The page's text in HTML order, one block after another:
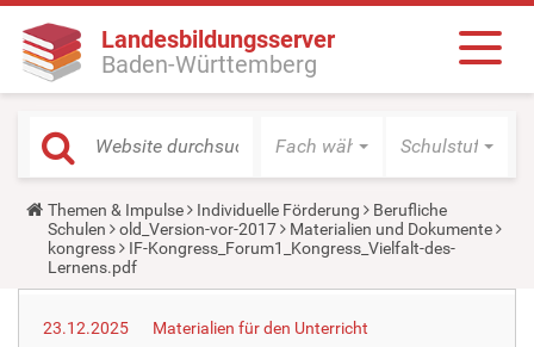
Landesbildungsserver
Baden-Württemberg
Fach wählen Schulstufe
Y
o
u
a
r
h
Themen & Impulse Individuelle Förderung
Berufliche
Schulen
old_Version-vor-2017
Materialien und Dokumente
kongress
IF-Kongress_Forum1_Kongress_Vielfalt-des-
Lernens.pdf
23.12.2025
Materialien für den Unterricht